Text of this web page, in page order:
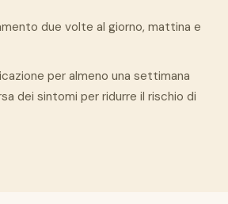
due volte al giorno, mattina e
per almeno una settimana
dei sintomi per ridurre il rischio di